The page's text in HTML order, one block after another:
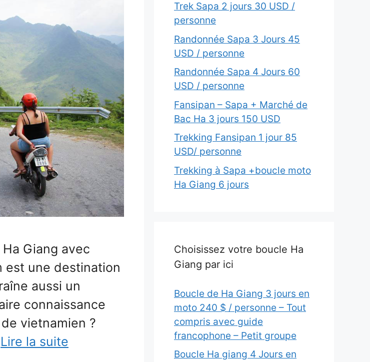
Giang avec
est une destination
aussi un
connaissance
vietnamien ?
Lire la suite
Trek Sapa 2 jours 30 USD /
personne
Randonnée Sapa 3 Jours 45
USD / personne
Randonnée Sapa 4 Jours 60
USD / personne
Fansipan – Sapa + Marché de
Bac Ha 3 jours 150 USD
Trekking Fansipan 1 jour 85
USD/ personne
Trekking à Sapa +boucle moto
Ha Giang 6 jours
Choisissez votre boucle Ha
Giang par ici
Boucle de Ha Giang 3 jours en
moto 240 $ / personne – Tout
compris avec guide
francophone – Petit groupe
Boucle Ha giang 4 Jours en